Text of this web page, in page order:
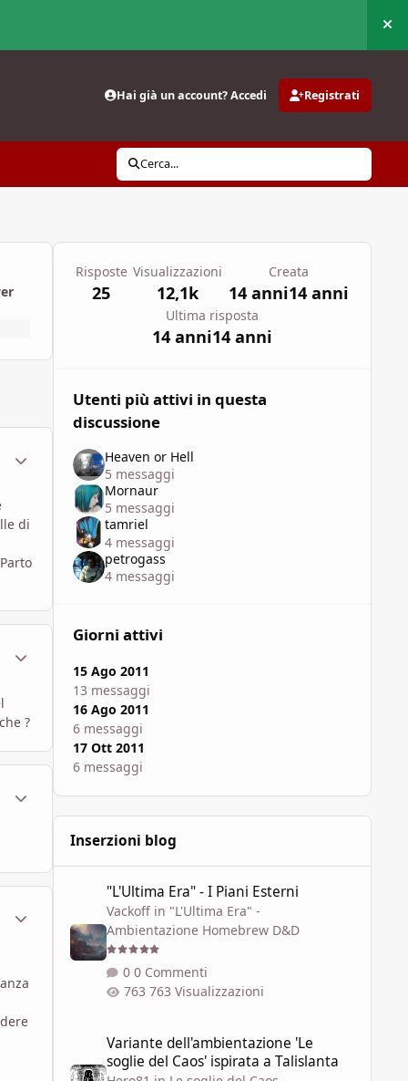
Hai già un account? Accedi Registrati
Cerca...
Statistiche Autore
di
?
Statistiche Autore
Statistiche Autore
Risposte
25
Visualizzazioni
12,1k
Creata
14 anni14 anni
Ultima risposta
14 anni14 anni
Utenti più attivi in questa
discussione
Heaven or Hell
5 messaggi
Mornaur
5 messaggi
tamriel
4 messaggi
petrogass
4 messaggi
Giorni attivi
15 Ago 2011
13 messaggi
16 Ago 2011
6 messaggi
17 Ott 2011
6 messaggi
Inserzioni blog
"L'Ultima Era" - I Piani Esterni
Vackoffin "L'Ultima Era" -
Ambientazione Homebrew D&D
0 Commenti
763 Visualizzazioni
Variante dell'ambientazione 'Le
soglie del Caos' ispirata a Talislanta